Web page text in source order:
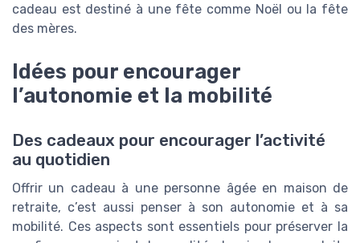
cadeau est destiné à une fête comme Noël ou la fête
des mères.
Idées pour encourager
l’autonomie et la mobilité
Des cadeaux pour encourager l’activité
au quotidien
Offrir un cadeau à une personne âgée en maison de
retraite, c’est aussi penser à son autonomie et à sa
mobilité. Ces aspects sont essentiels pour préserver la